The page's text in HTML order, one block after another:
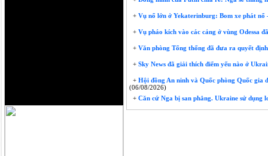
+ Vụ nổ lớn ở Yekaterinburg: Bom xe phát
+ Vụ pháo kích vào các cảng ở vùng Odessa
+ Văn phòng Tổng thống đã đưa ra quyết
+ Sky News đã giải thích điểm yếu nào ở
+ Hội đồng An ninh và Quốc phòng Quốc gia
(06/08/2026)
+ Căn cứ Nga bị san phẳng. Ukraine sử dụng